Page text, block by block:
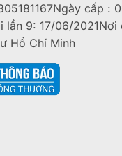
cấp :
lần 9: 17/06/2021Nơi
Hồ Chí Minh